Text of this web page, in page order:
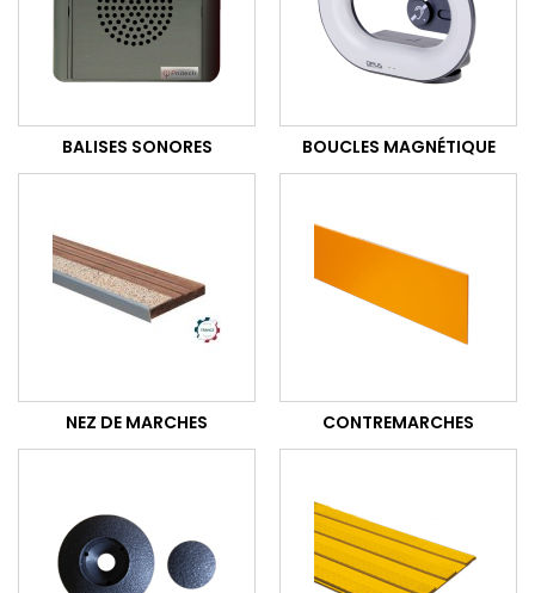
BALISES SONORES BOUCLES MAGNÉTIQUE
NEZ DE MARCHES CONTREMARCHES